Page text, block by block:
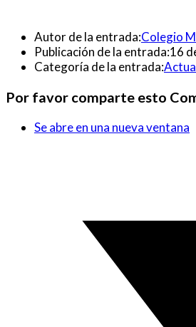
Autor de la entrada:Colegio
Publicación de la entrada:16
Categoría de la entrada:
Por favor comparte esto
Se abre en una nueva ventana